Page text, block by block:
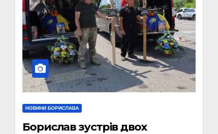
НОВИНИ БОРИСЛАВА
Борислав зустрів двох